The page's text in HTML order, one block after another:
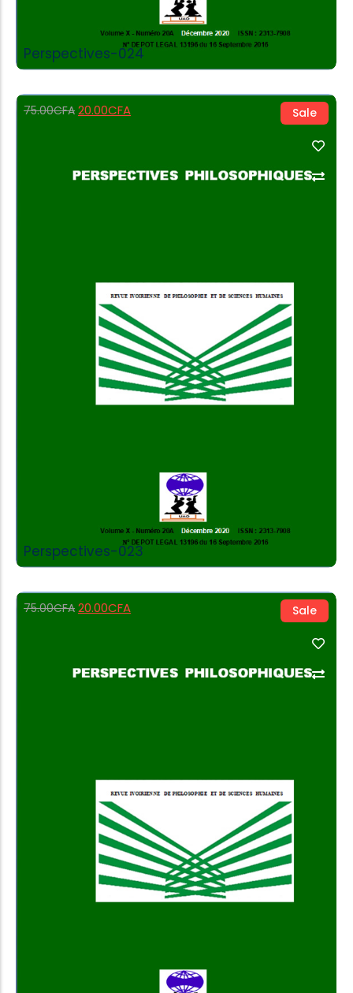
Perspectives-024
Sale
75.00CFA 20.00CFA
Perspectives-023
Add to Cart
Sale
75.00CFA 20.00CFA
Add to Cart